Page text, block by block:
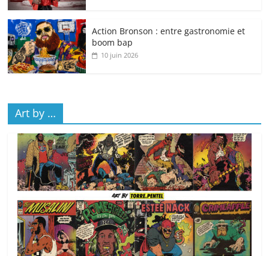
Action Bronson : entre gastronomie et
boom bap
10 juin 2026
Art by …